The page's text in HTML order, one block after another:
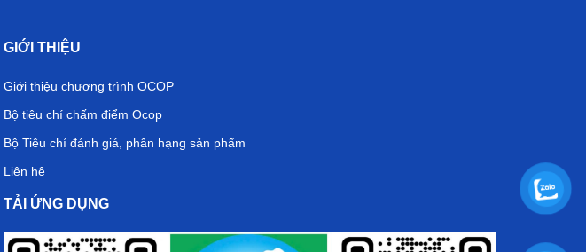
GIỚI THIỆU
Giới thiệu chương trình OCOP
Bộ tiêu chí chấm điểm Ocop
Bộ Tiêu chí đánh giá, phân hạng sản phẩm
Liên hệ
TẢI ỨNG DỤNG